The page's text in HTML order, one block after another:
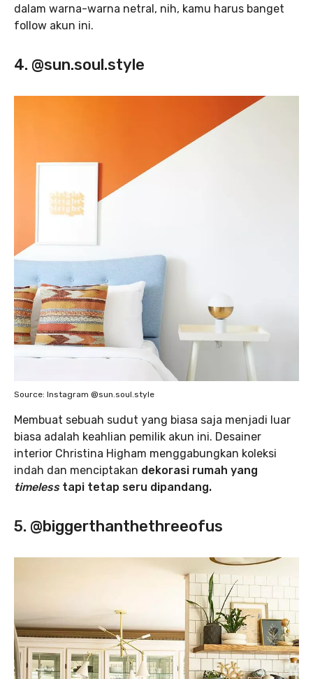
dalam warna-warna netral, nih, kamu harus banget
follow akun ini.
4. @sun.soul.style
Source: Instagram @sun.soul.style
Membuat sebuah sudut yang biasa saja menjadi luar
biasa adalah keahlian pemilik akun ini. Desainer
interior Christina Higham menggabungkan koleksi
indah dan menciptakan dekorasi rumah yang
timelesstapi tetap seru dipandang.
5. @biggerthanthethreeofus